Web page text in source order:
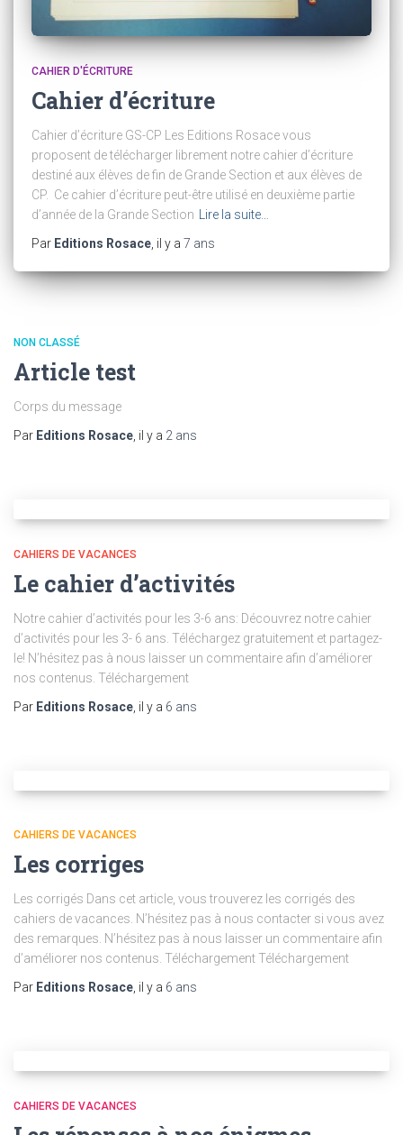
CAHIER D'ÉCRITURE
Cahier d’écriture
Cahier d’écriture GS-CP Les Editions Rosace vous
proposent de télécharger librement notre cahier d’écriture
destiné aux élèves de fin de Grande Section et aux élèves de
CP. Ce cahier d’écriture peut-être utilisé en deuxième partie
d’année de la Grande Section
Lire la suite…
Par Editions Rosace , il y a 7 ans
NON CLASSÉ
Article test
Corps du message
Par Editions Rosace , il y a 2 ans
CAHIERS DE VACANCES
Le cahier d’activités
Notre cahier d’activités pour les 3-6 ans: Découvrez notre cahier
d’activités pour les 3- 6 ans. Téléchargez gratuitement et partagez-
le! N’hésitez pas à nous laisser un commentaire afin d’améliorer
nos contenus. Téléchargement
Par Editions Rosace , il y a 6 ans
CAHIERS DE VACANCES
Les corriges
Les corrigés Dans cet article, vous trouverez les corrigés des
cahiers de vacances. N’hésitez pas à nous contacter si vous avez
des remarques. N’hésitez pas à nous laisser un commentaire afin
d’améliorer nos contenus. Téléchargement Téléchargement
Par Editions Rosace , il y a 6 ans
CAHIERS DE VACANCES